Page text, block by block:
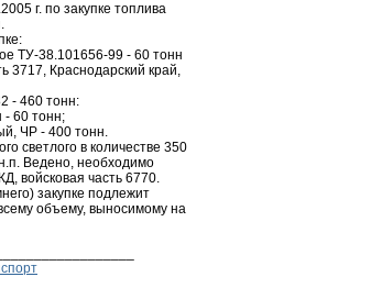
г. по закупке топлива
ТУ-38.101656-99 - 60 тонн
3717, Краснодарский край,
- 460 тонн:
- 60 тонн;
ЧР - 400 тонн.
светлого в количестве 350
Ведено, необходимо
войсковая часть 6770.
закупке подлежит
объему, выносимому на